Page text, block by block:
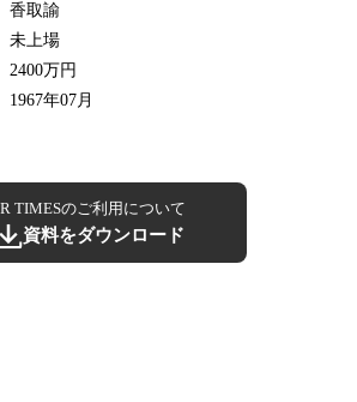
香取諭
未上場
2400万円
1967年07月
TIMESのご利用について
資料をダウンロード